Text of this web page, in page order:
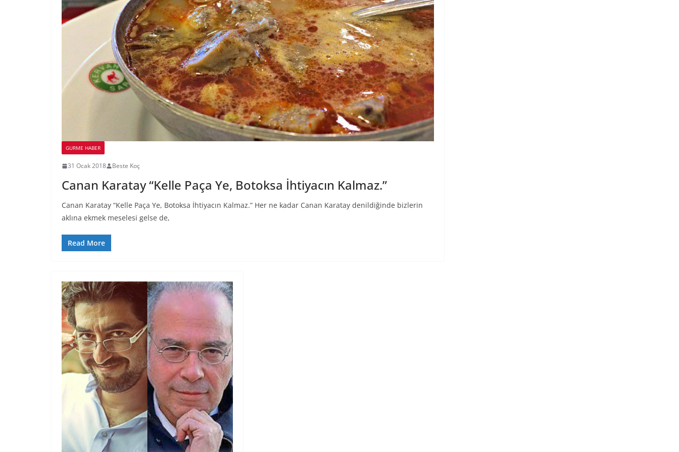
GURME HABER
31 Ocak 2018 Beste Koç
Canan Karatay “Kelle Paça Ye, Botoksa İhtiyacın Kalmaz.”
Canan Karatay “Kelle Paça Ye, Botoksa İhtiyacın Kalmaz.” Her ne kadar Canan Karatay denildiğinde bizlerin
aklına ekmek meselesi gelse de,
Read More